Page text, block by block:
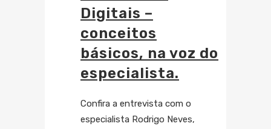
Digitais –
conceitos
básicos, na voz do
especialista.
Confira a entrevista com o
especialista Rodrigo Neves,